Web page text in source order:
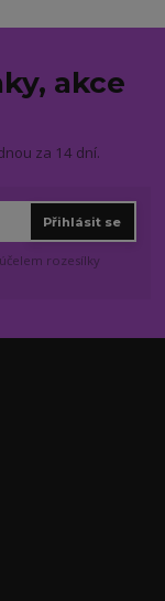
akce
za 14 dní.
Přihlásit se
rozesílky